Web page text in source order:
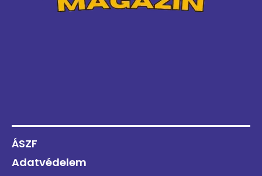
ÁSZF
Adatvédelem